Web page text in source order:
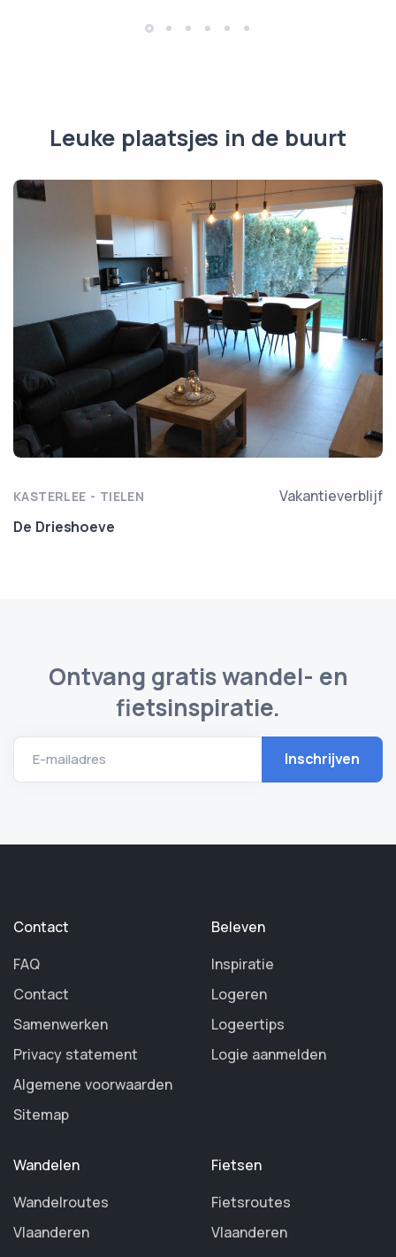
Leuke plaatsjes in de buurt
KASTERLEE - TIELEN
Vakantieverblijf
De Drieshoeve
Ontvang gratis wandel- en
fietsinspiratie.
E-mailadres
Contact
FAQ
Contact
Samenwerken
Privacy statement
Algemene voorwaarden
Sitemap
Beleven
Inspiratie
Logeren
Logeertips
Logie aanmelden
Wandelen
Wandelroutes
Vlaanderen
Fietsen
Fietsroutes
Vlaanderen